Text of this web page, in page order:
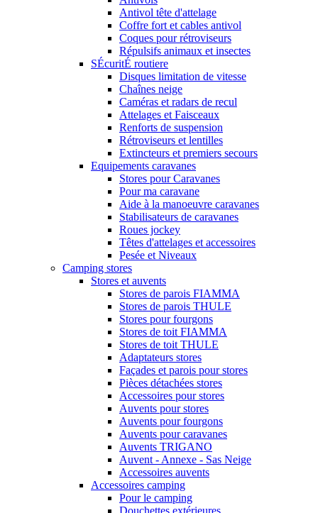
Antivol tête d'attelage
Coffre fort et cables antivol
Coques pour rétroviseurs
Répulsifs animaux et insectes
SÉcuritÉ routiere
Disques limitation de vitesse
Chaînes neige
Caméras et radars de recul
Attelages et Faisceaux
Renforts de suspension
Rétroviseurs et lentilles
Extincteurs et premiers secours
Equipements caravanes
Stores pour Caravanes
Pour ma caravane
Aide à la manoeuvre caravanes
Stabilisateurs de caravanes
Roues jockey
Têtes d'attelages et accessoires
Pesée et Niveaux
Camping stores
Stores et auvents
Stores de parois FIAMMA
Stores de parois THULE
Stores pour fourgons
Stores de toit FIAMMA
Stores de toit THULE
Adaptateurs stores
Façades et parois pour stores
Pièces détachées stores
Accessoires pour stores
Auvents pour stores
Auvents pour fourgons
Auvents pour caravanes
Auvents TRIGANO
Auvent - Annexe - Sas Neige
Accessoires auvents
Accessoires camping
Pour le camping